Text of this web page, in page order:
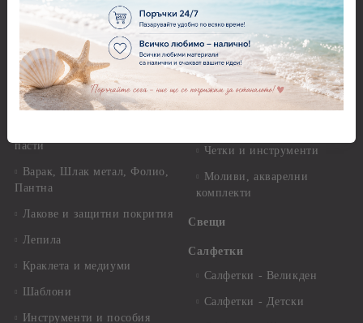
хартия Stamperia - 21 х
29.см. - 28гр.
Декупажна хартия - Други
Антични пасти
Вакс пасти
пасти
Варак, Шлак метал, Фолио,
Пантна
Лакове и защитни покрития
Лепила
Краклета и медиуми
Шаблони
Инструменти и пособия
Зимни
Рисуване
Грунд и почистващи
разтвори
Платна за рисуване
Четки и инструменти
Моливи, акварелни
комплекти
Свещи
Салфетки
Салфетки - Великден
Салфетки - Детски